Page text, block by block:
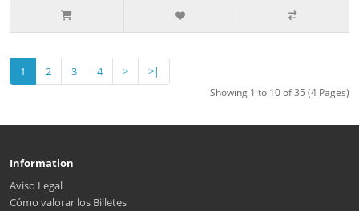
1 2 3 4 > >|
Showing 1 to 10 of 35 (4 Pages)
Information
Aviso Legal
Cómo valorar los Billetes